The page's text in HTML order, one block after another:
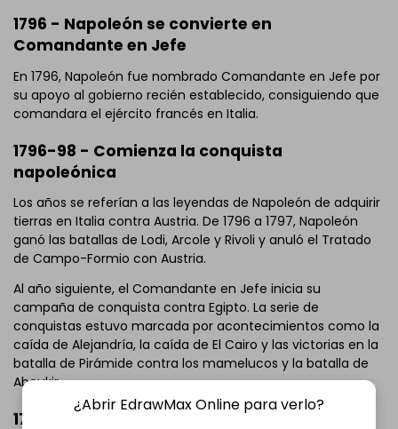
1796 - Napoleón se convierte en
Comandante en Jefe
En 1796, Napoleón fue nombrado Comandante en Jefe por
su apoyo al gobierno recién establecido, consiguiendo que
comandara el ejército francés en Italia.
1796-98 - Comienza la conquista
napoleónica
Los años se referían a las leyendas de Napoleón de adquirir
tierras en Italia contra Austria. De 1796 a 1797, Napoleón
ganó las batallas de Lodi, Arcole y Rivoli y anuló el Tratado
de Campo-Formio con Austria.
Al año siguiente, el Comandante en Jefe inicia su
campaña de conquista contra Egipto. La serie de
conquistas estuvo marcada por acontecimientos como la
caída de Alejandría, la caída de El Cairo y las victorias en la
batalla de Pirámide contra los mamelucos y la batalla de
Aboukir.
1799 - Golpe de Estado Brumario
¿Abrir EdrawMax Online para verlo?